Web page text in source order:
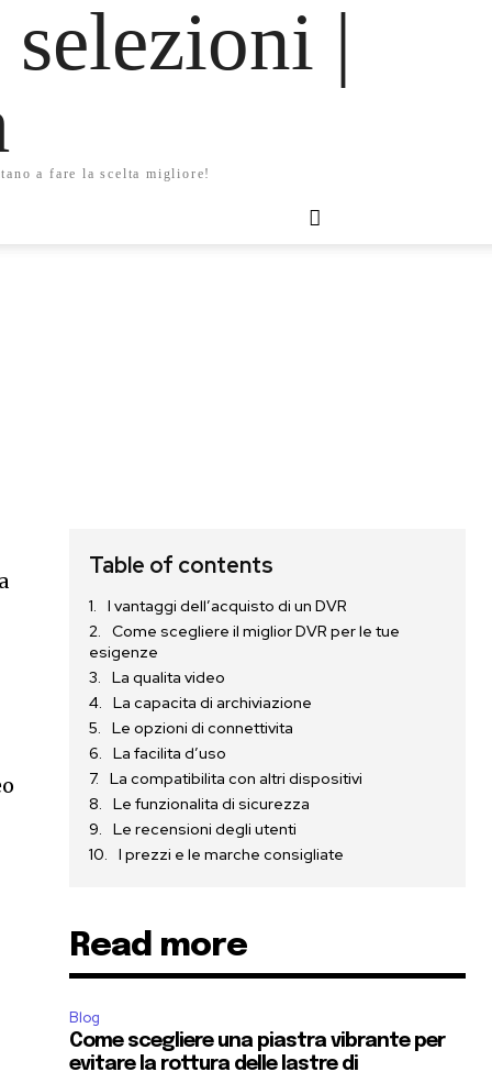
|
a fare la scelta migliore!
Table of contents
I vantaggi dell’acquisto di un DVR
Come scegliere il miglior DVR per le tue
esigenze
La qualita video
La capacita di archiviazione
Le opzioni di connettivita
La facilita d’uso
La compatibilita con altri dispositivi
Le funzionalita di sicurezza
Le recensioni degli utenti
I prezzi e le marche consigliate
Read more
Blog
Come scegliere una piastra vibrante per
evitare la rottura delle lastre di